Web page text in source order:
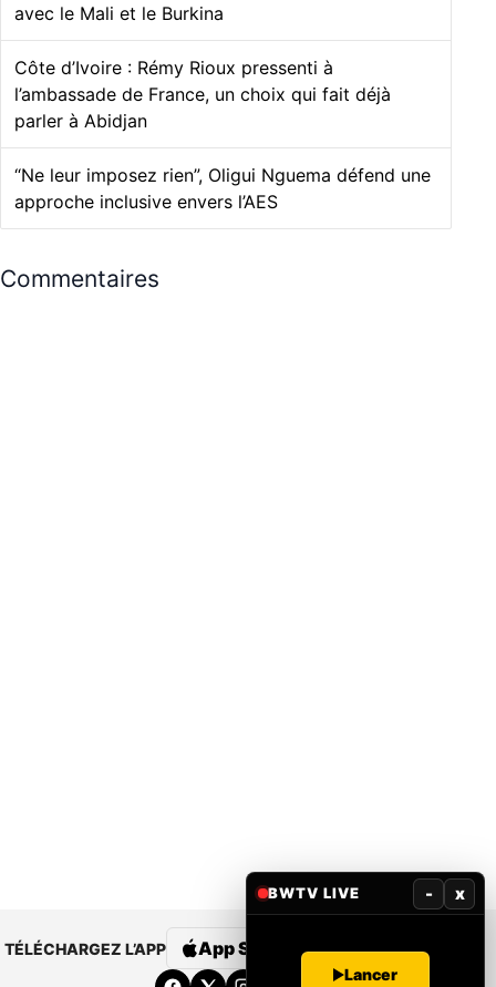
avec le Mali et le Burkina
Côte d’Ivoire : Rémy Rioux pressenti à
l’ambassade de France, un choix qui fait déjà
parler à Abidjan
“Ne leur imposez rien”, Oligui Nguema défend une
approche inclusive envers l’AES
Commentaires
TÉLÉCHARGEZ L’APP App Store Google Play
BWTV LIVE - x
Lancer